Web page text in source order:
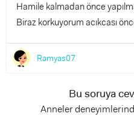
Hamile kalmadan önce
Biraz korkuyorum acıkcası
Ramyas07
Bu soruya
Anneler